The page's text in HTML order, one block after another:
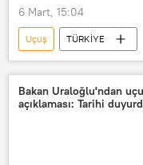
6 Mart, 15:04
Uçuş
TÜRKİYE
Abdulkadir Uraloğlu
Irak
Suriye
SunExpress
Bakan Uraloğlu'ndan
açıklaması: Tarihi